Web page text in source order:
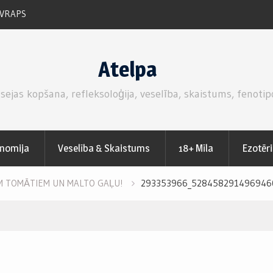
Atelpa
kopšana, refleksoloģija, veselība, skaistums,
Veselība & Skaistums 18+ Mīla
TOMĀTIEM UN MALTO GAĻU!